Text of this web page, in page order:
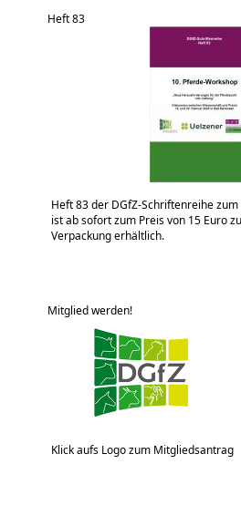
Heft 83
Heft 83 der DGfZ-Schriftenreihe
ist ab sofort zum Preis von 15 Euro
Verpackung erhältlich.
Mitglied werden!
Klick aufs Logo zum Mitgliedsantrag